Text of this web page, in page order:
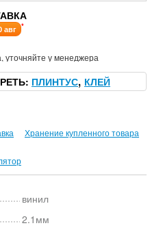
авг *
уточняйте у менеджера
ПЛИНТУС КЛЕЙ
Хранение купленного товара
винил
2.1мм